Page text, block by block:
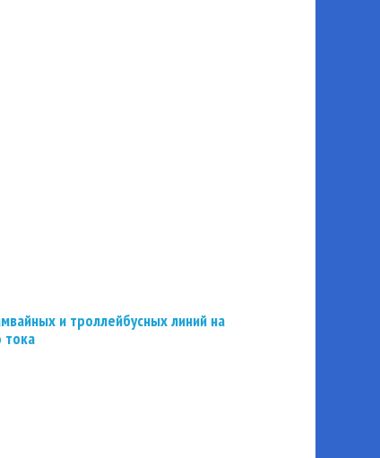
и троллейбусных линий на
тока